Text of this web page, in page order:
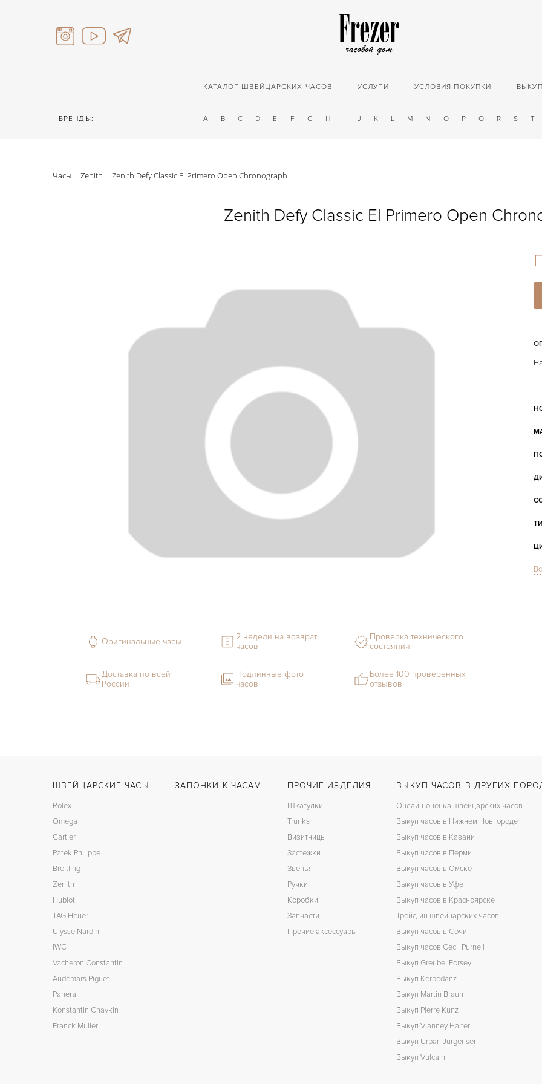
КАТАЛОГ ШВЕЙЦАРСКИХ ЧАСОВ УСЛУГИ УСЛОВИЯ ПОКУПКИ ВЫКУП
БРЕНДЫ: A B C D E F G H I J K L M N O P Q R S T
Часы Zenith Zenith Defy Classic El Primero Open Chronograph
Zenith Defy Classic El Primero Open
Оригинальные часы
2 недели на возврат
часов
Проверка технического
состояния
Доставка по всей
России
Подлинные фото
часов
Более 100 проверенных
отзывов
ШВЕЙЦАРСКИЕ ЧАСЫ
Rolex
Omega
Cartier
Patek Philippe
Breitling
Zenith
Hublot
TAG Heuer
Ulysse Nardin
IWC
Vacheron Constantin
Audemars Piguet
Panerai
Konstantin Chaykin
Franck Muller
ЗАПОНКИ К ЧАСАМ ПРОЧИЕ ИЗДЕЛИЯ
Шкатулки
Trunks
Визитницы
Застежки
Звенья
Ручки
Коробки
Запчасти
Прочие аксессуары
ВЫКУП ЧАСОВ В ДРУГИХ
Онлайн-оценка швейцарских часов
Выкуп часов в Нижнем Новгороде
Выкуп часов в Казани
Выкуп часов в Перми
Выкуп часов в Омске
Выкуп часов в Уфе
Выкуп часов в Красноярске
Трейд-ин швейцарских часов
Выкуп часов в Сочи
Выкуп часов Cecil Purnell
Выкуп Greubel Forsey
Выкуп Kerbedanz
Выкуп Martin Braun
Выкуп Pierre Kunz
Выкуп Vianney Halter
Выкуп Urban Jurgensen
Выкуп Vulcain